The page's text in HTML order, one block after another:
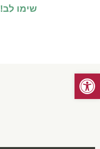
פתח סרגל נגישות
שימו לב!